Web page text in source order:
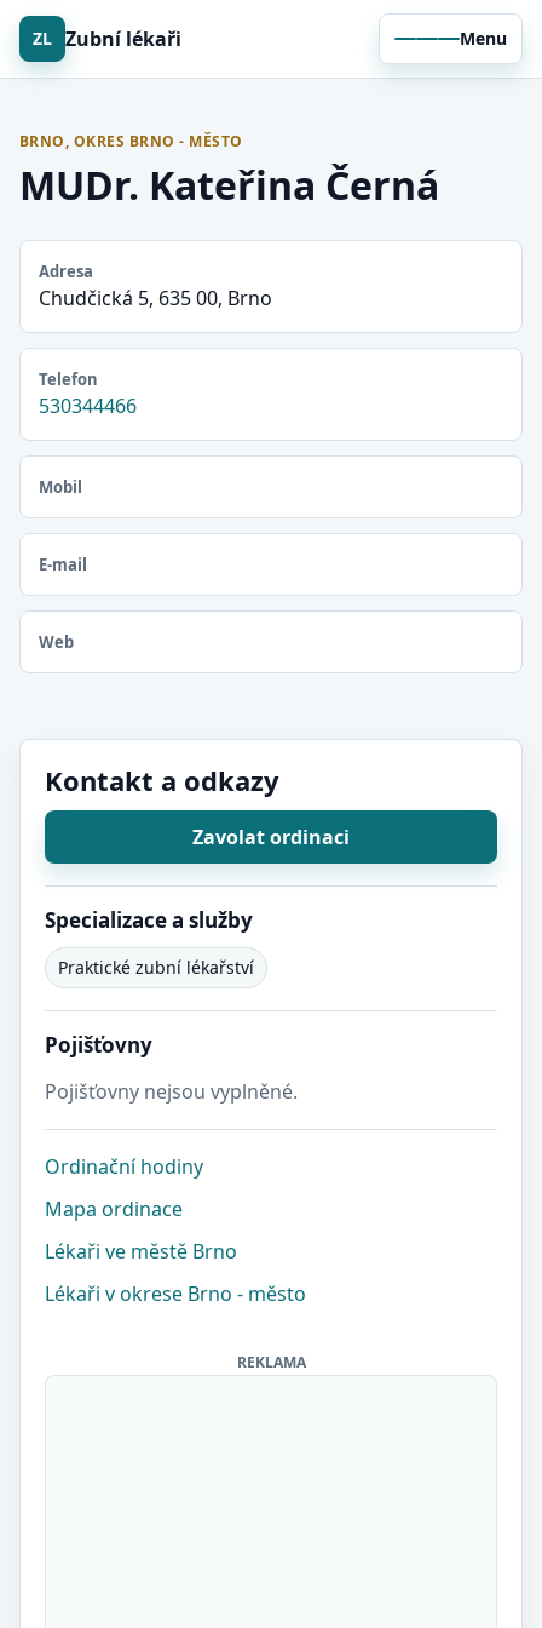
ZL Zubní lékaři Menu
BRNO, OKRES BRNO - MĚSTO
MUDr. Kateřina Černá
Adresa
Chudčická 5, 635 00, Brno
Telefon
530344466
Mobil
E-mail
Web
Kontakt a odkazy
Zavolat ordinaci
Specializace a služby
Praktické zubní lékařství
Pojišťovny
Pojišťovny nejsou vyplněné.
Ordinační hodiny
Mapa ordinace
Lékaři ve městě Brno
Lékaři v okrese Brno - město
REKLAMA